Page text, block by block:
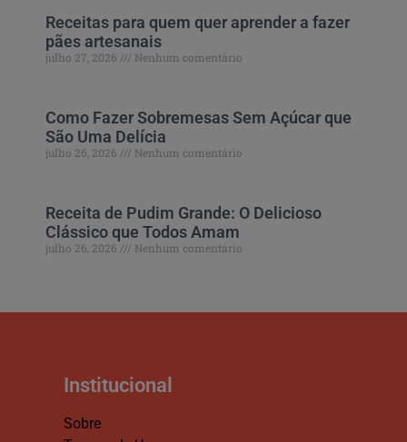
Receitas para quem quer aprender a fazer
pães artesanais
julho 27, 2026 Nenhum comentário
Como Fazer Sobremesas Sem Açúcar que
São Uma Delícia
julho 26, 2026 Nenhum comentário
Receita de Pudim Grande: O Delicioso
Clássico que Todos Amam
julho 26, 2026 Nenhum comentário
Institucional
Sobre